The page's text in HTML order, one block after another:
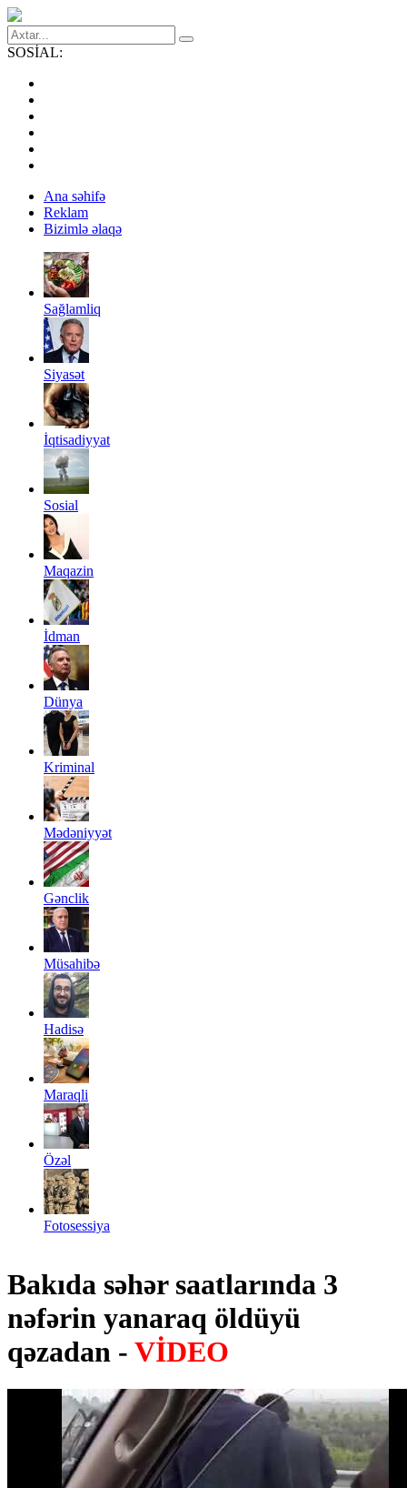
SOSİAL:
Ana səhifə
Reklam
Bizimlə əlaqə
Sağlamliq
Siyasət
İqtisadiyyat
Sosial
Maqazin
İdman
Dünya
Kriminal
Mədəniyyət
Gənclik
Müsahibə
Hadisə
Maraqli
Özəl
Fotosessiya
Bakıda səhər saatlarında 3
nəfərin yanaraq öldüyü
qəzadan - VİDEO